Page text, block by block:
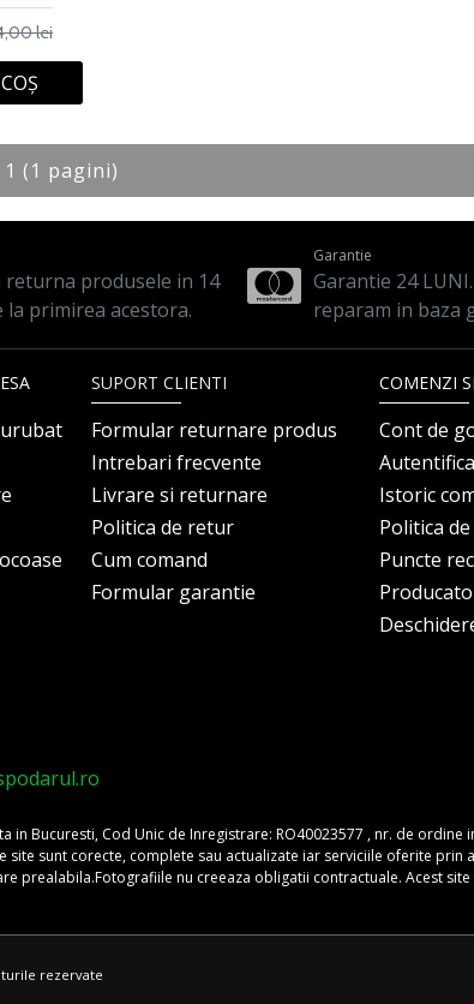
lei
(1 pagini)
returna produsele in 14
la primirea acestora.
Garantie
Garantie 24
reparam in baza
SUPORT CLIENTI
Formular returnare produs
Intrebari frecvente
Livrare si returnare
Politica de retur
Cum comand
Formular garantie
COMENZI
Cont de
Istoric
Politica
Puncte
in Bucuresti, Cod Unic de Inregistrare: RO40023577 , nr. de
sunt corecte, complete sau actualizate iar serviciile oferite
prealabila.Fotografiile nu creeaza obligatii contractuale. Acest
rezervate